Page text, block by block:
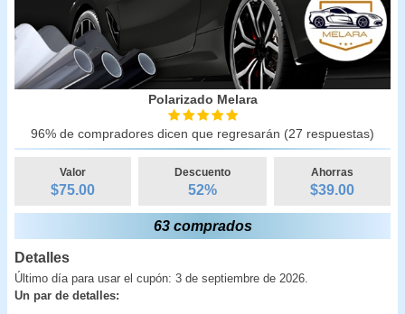
Polarizado Melara
96% de compradores dicen que regresarán (27 respuestas)
Valor
$75.00
Descuento
52%
Ahorras
$39.00
63 comprados
Detalles
Último día para usar el cupón: 3 de septiembre de 2026.
Un par de detalles: